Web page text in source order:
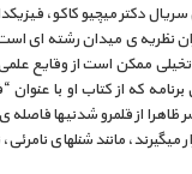
دکتر میچیو کاکو،
نظریه­ ی میدان رشته ­ای
ممکن است از وقایع
که از کتاب او با عنوان
از قلمرو شدنی­ها فاصله­
می­گیرند، مانند شنلهای